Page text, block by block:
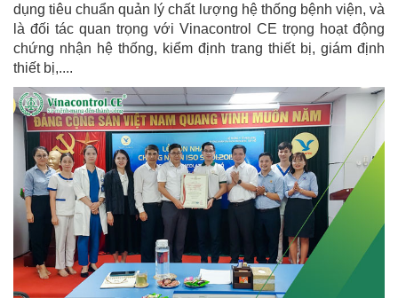
dụng tiêu chuẩn quản lý chất lượng hệ thống bệnh viện, và
là đối tác quan trọng với Vinacontrol CE trọng hoạt động
chứng nhận hệ thống, kiểm định trang thiết bị, giám định
thiết bị,....